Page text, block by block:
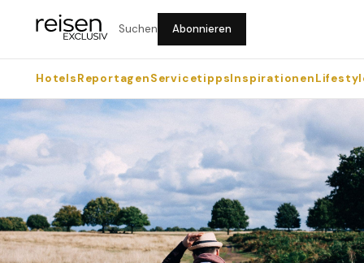
Suchen Abonnieren
HotelsReportagenServicetippsInspirationen